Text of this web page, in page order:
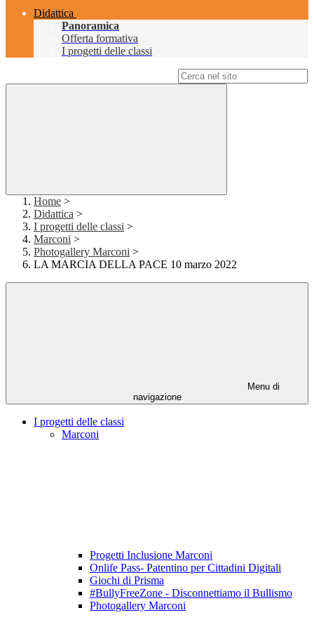
Didattica
Panoramica
Offerta formativa
I progetti delle classi
Home >
Didattica >
I progetti delle classi >
Marconi >
Photogallery Marconi >
LA MARCIA DELLA PACE 10 marzo 2022
Menu di
navigazione
I progetti delle classi
Marconi
Progetti Inclusione Marconi
Onlife Pass- Patentino per Cittadini Digitali
Giochi di Prisma
#BullyFreeZone - Disconnettiamo il Bullismo
Photogallery Marconi